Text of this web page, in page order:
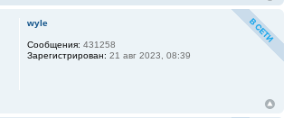
wyle
Сообщения: 431258
Зарегистрирован: 21 авг 2023, 08:39